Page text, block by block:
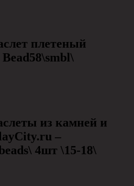
плетеный
из камней и
–
4шт \15-18\